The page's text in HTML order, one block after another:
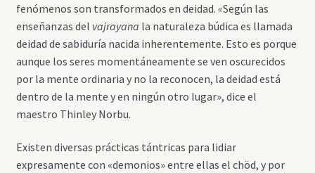
fenómenos son transformados en deidad. «Según las
enseñanzas del vajrayana la naturaleza búdica es llamada
deidad de sabiduría nacida inherentemente. Esto es porque
aunque los seres momentáneamente se ven oscurecidos
por la mente ordinaria y no la reconocen, la deidad está
dentro de la mente y en ningún otro lugar», dice el
maestro Thinley Norbu.
Existen diversas prácticas tántricas para lidiar
expresamente con «demonios» entre ellas el chöd, y por